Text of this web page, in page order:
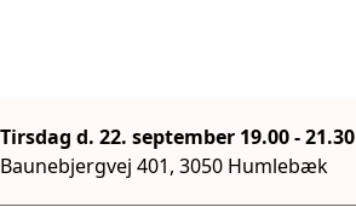
Tirsdag d. 22. september 19.00-21.30
Baunebjergvej 401, 3050 Humlebæk